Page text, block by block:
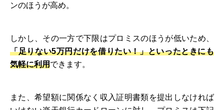
ンのほうが高め。
しかし、その一方で下限はプロミスのほうが低いため、
「足りない5万円だけを借りたい！」といったときにも
気軽に利用できます。
また、希望額に関係なく収入証明書類を提出しなければ